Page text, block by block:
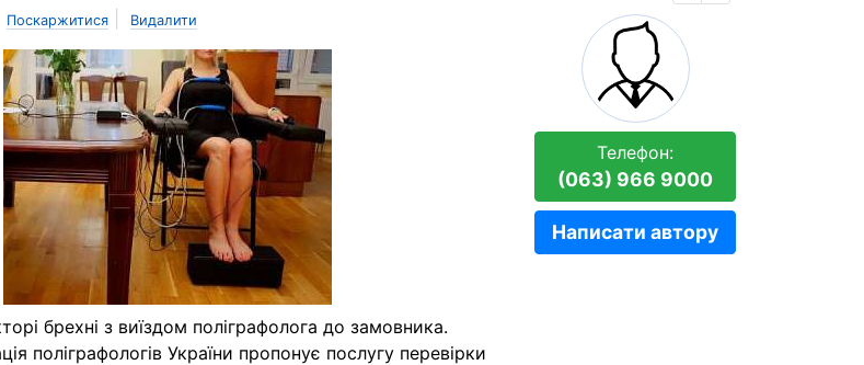
Поскаржитися Видалити
брехні з виїздом поліграфолога до замовника.
поліграфологів України пропонує послугу перевірки
Телефон:
(063) 966 9000
Написати автору